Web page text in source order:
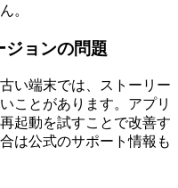
。
ジョンの問題
い端末では、ストーリー
ことがあります。アプリ
起動を試すことで改善す
は公式のサポート情報も